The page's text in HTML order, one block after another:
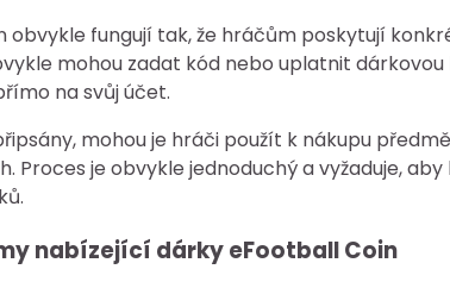
obvykle fungují tak, že hráčům poskytují
mohou zadat kód nebo uplatnit
na svůj účet.
mohou je hráči použít k nákupu
Proces je obvykle jednoduchý a vyžaduje,
nabízející dárky eFootball Coin